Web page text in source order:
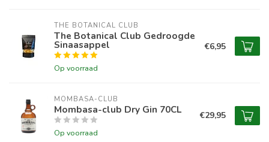
THE BOTANICAL CLUB
The Botanical Club Gedroogde
Sinaasappel
Op voorraad
€6,95
MOMBASA-CLUB
Mombasa-club Dry Gin 70CL
Op voorraad
€29,95